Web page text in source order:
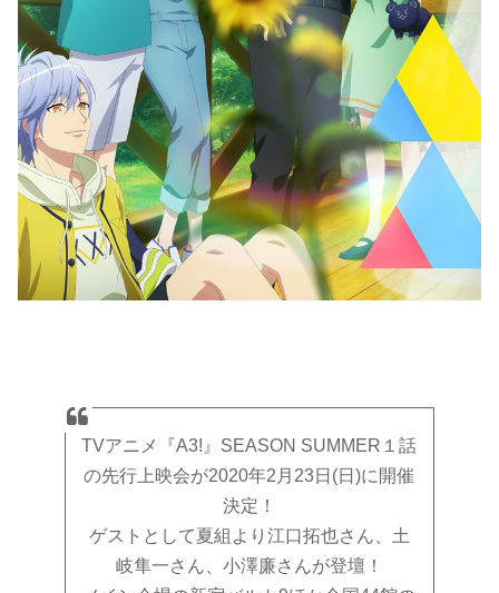
TVアニメ『A3!』SEASON SUMMER１話
の先行上映会が2020年2月23日(日)に開催
決定！
ゲストとして夏組より江口拓也さん、土
岐隼一さん、小澤廉さんが登壇！